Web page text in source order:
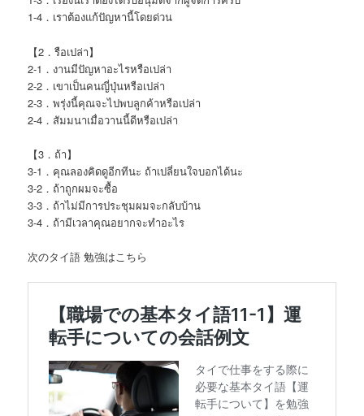
1-4．เราต้องแก้ปัญหานี้โดยด่วน
【2．รือเปล่า】
2-1．งานมีปัญหาอะไรหรือเปล่า
2-2．เขาเป็นคนญี่ปุ่นหรือเปล่า
2-3．พรุ่งนี้คุณจะไปพบลูกค้าหรือเปล่า
2-4．สัมมนาเมื่อวานนี้ดีหรือเปล่า
【3．ถ้า】
3-1．คุณลองคิดดูอีกทีนะ ถ้าเปลี่ยนใจบอกได้นะ
3-2．ถ้าถูกผมจะซื้อ
3-3．ถ้าไม่มีการประชุมผมจะกลับบ้าน
3-4．ถ้ามีเวลาคุณอยากจะทำอะไร
次のタイ語 勉強はこちら